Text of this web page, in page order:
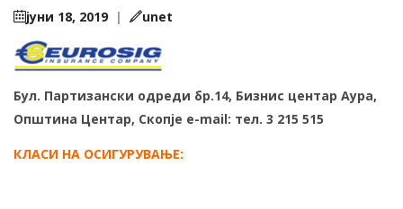
јуни 18, 2019 | unet
Бул. Партизански одреди бр.14, Бизнис центар Аура,
Општина Центар, Скопје e-mail: тел. 3 215 515
КЛАСИ НА ОСИГУРУВАЊЕ: